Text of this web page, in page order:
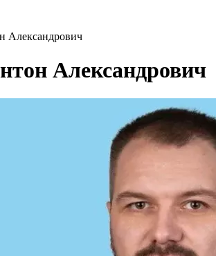
Александрович
Александрович